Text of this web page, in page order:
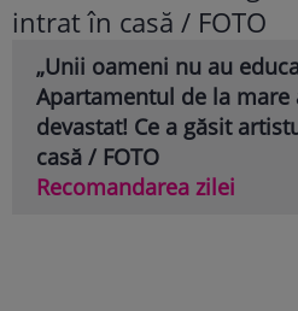
„Unii oameni nu au
Apartamentul de la mare
devastat! Ce a găsit
casă / FOTO
Recomandarea zilei